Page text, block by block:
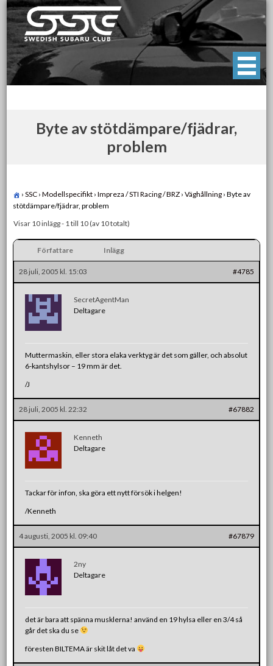
Skip
to
content
Swedish Subaru Club
För oss som älskar Subaru!
Byte av stötdämpare/fjädrar,
problem
› SSC › Modellspecifikt › Impreza / STI Racing / BRZ › Väghållning › Byte av
stötdämpare/fjädrar, problem
Visar 10 inlägg - 1 till 10 (av 10 totalt)
Författare Inlägg
28 juli, 2005 kl. 15:03 #4785
SecretAgentMan
Deltagare
Muttermaskin, eller stora elaka verktyg är det som gäller, och absolut
6-kantshylsor – 19 mm är det.
/J
28 juli, 2005 kl. 22:32 #67882
Kenneth
Deltagare
Tackar för infon, ska göra ett nytt försök i helgen!
/Kenneth
4 augusti, 2005 kl. 09:40 #67879
2ny
Deltagare
det är bara att spänna musklerna! använd en 19 hylsa eller en 3/4 så
går det ska du se
föresten BILTEMA är skit låt det va